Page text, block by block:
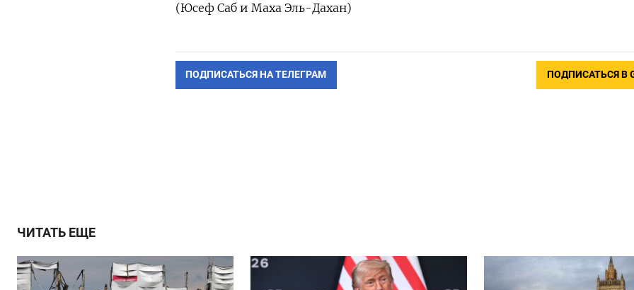
(Юсеф ‌Саб и Маха Эль-Дахан)
ПОДПИСАТЬСЯ НА ТЕЛЕГРАМ ПОДПИСАТЬСЯ В
ЧИТАТЬ ЕЩЕ